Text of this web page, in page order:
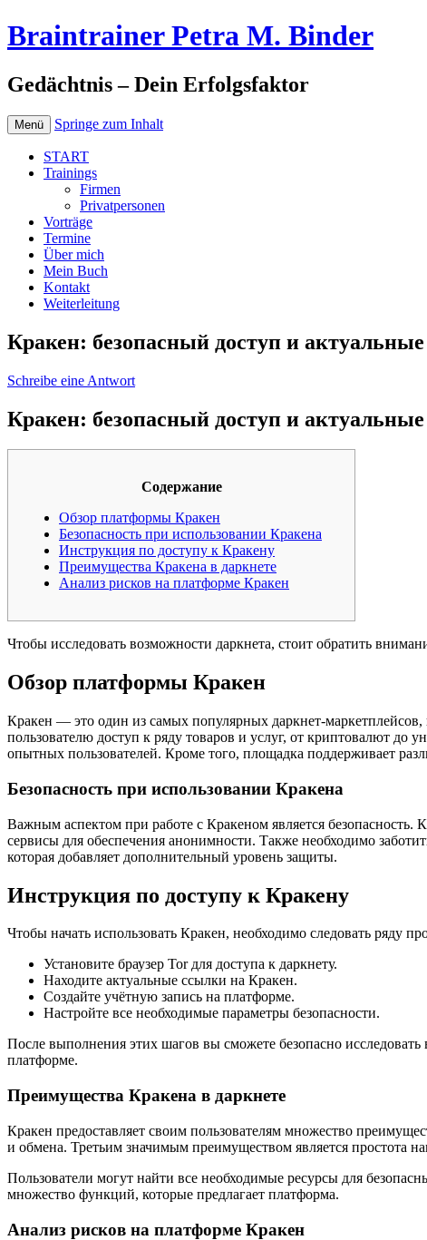
Braintrainer Petra M. Binder
Gedächtnis – Dein Erfolgsfaktor
Menü Springe zum Inhalt
START
Trainings
Firmen
Privatpersonen
Vorträge
Termine
Über mich
Mein Buch
Kontakt
Weiterleitung
Кракен: безопасный доступ и
Schreibe eine Antwort
Кракен: безопасный доступ и
Содержание
Обзор платформы Кракен
Безопасность при использовании Кракена
Инструкция по доступу к Кракену
Преимущества Кракена в даркнете
Анализ рисков на платформе Кракен
Чтобы исследовать возможности даркнета, стоит обратить
Обзор платформы Кракен
Кракен — это один из самых популярных даркнет-маркетплейсов,
пользователю доступ к ряду товаров и услуг, от криптовалют
опытных пользователей. Кроме того, площадка поддерживает
Безопасность при использовании Кракена
Важным аспектом при работе с Кракеном является
сервисы для обеспечения анонимности. Также необходимо
которая добавляет дополнительный уровень защиты.
Инструкция по доступу к Кракену
Чтобы начать использовать Кракен, необходимо следовать ряду
Установите браузер Tor для доступа к даркнету.
Находите актуальные ссылки на Кракен.
Создайте учётную запись на платформе.
Настройте все необходимые параметры безопасности.
После выполнения этих шагов вы сможете безопасно исследовать
платформе.
Преимущества Кракена в даркнете
Кракен предоставляет своим пользователям множество
и обмена. Третьим значимым преимуществом является простота
Пользователи могут найти все необходимые ресурсы для
множество функций, которые предлагает платформа.
Анализ рисков на платформе Кракен